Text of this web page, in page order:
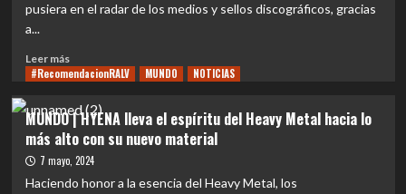
mes
según
RALV
pusiera en el radar de los medios y sellos discográficos, gracias
a...
Leer másLeer
más
RESEÑA
DISCO|
Revisitando
el
primer
#RecomendacionRALV MUNDO NOTICIAS
MUNDO | HYENA lleva el espíritu del Heavy Metal hacia lo
más alto con su nuevo material
7 mayo, 2024
Haciendo honor a la esencia del Heavy Metal, los